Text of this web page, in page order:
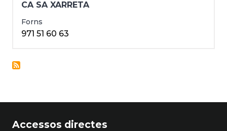
CA SA XARRETA
Forns
971 51 60 63
Accessos directes